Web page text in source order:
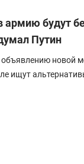
армию будут
Путин
новой
ищут